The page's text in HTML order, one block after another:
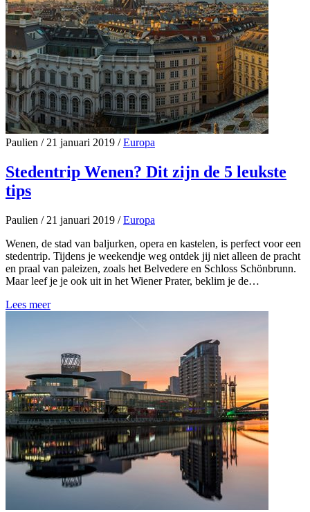
Paulien /21 januari 2019 / Europa
Stedentrip Wenen? Dit zijn de 5 leukste
tips
Paulien /21 januari 2019 / Europa
Wenen, de stad van baljurken, opera en kastelen, is perfect voor een
stedentrip. Tijdens je weekendje weg ontdek jij niet alleen de pracht
en praal van paleizen, zoals het Belvedere en Schloss Schönbrunn.
Maar leef je je ook uit in het Wiener Prater, beklim je de…
Lees meer